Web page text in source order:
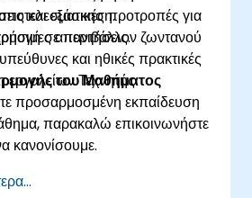
προτροπές για
απαντήσεις.
και ηθικές πρακτικές
εργαλείων Τεχνητής
και εξάσκηση.
σε περιβάλλον ζωντανού
του Μαθήματος
προσαρμοσμένη εκπαίδευση
παρακαλώ επικοινωνήστε
κανονίσουμε.